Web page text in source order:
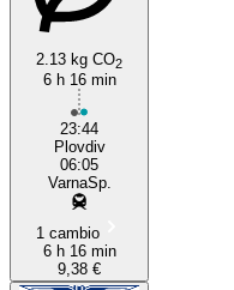
Plovdiv
2.13 kg CO2
6 h 16 min
23:44
Plovdiv
06:05
VarnaSp.
1 cambio
6 h 16 min
9,38 €